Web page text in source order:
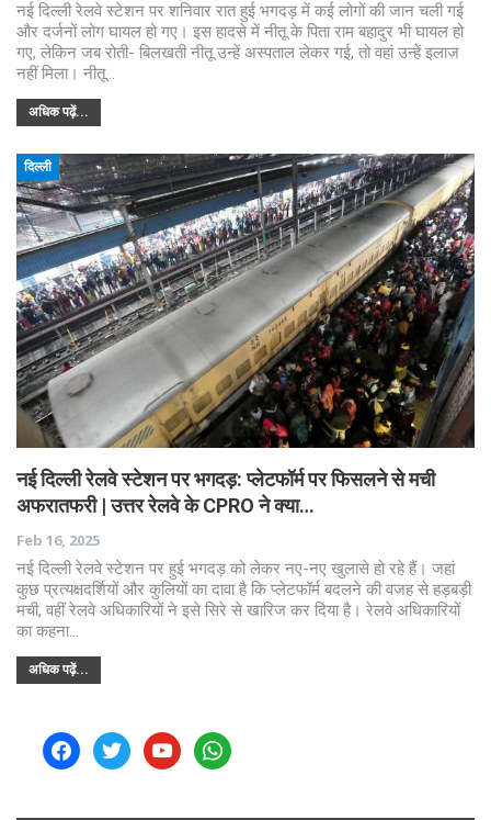
नई दिल्ली रेलवे स्टेशन पर शनिवार रात हुई भगदड़ में कई लोगों की जान चली गई
और दर्जनों लोग घायल हो गए। इस हादसे में नीतू के पिता राम बहादुर भी घायल हो
गए, लेकिन जब रोती- बिलखती नीतू उन्हें अस्पताल लेकर गई, तो वहां उन्हें इलाज
नहीं मिला। नीतू…
अधिक पढ़ें...
दिल्ली
नई दिल्ली रेलवे स्टेशन पर भगदड़: प्लेटफॉर्म पर फिसलने से मची
अफरातफरी | उत्तर रेलवे के CPRO ने क्या…
Feb 16, 2025
नई दिल्ली रेलवे स्टेशन पर हुई भगदड़ को लेकर नए-नए खुलासे हो रहे हैं। जहां
कुछ प्रत्यक्षदर्शियों और कुलियों का दावा है कि प्लेटफॉर्म बदलने की वजह से हड़बड़ी
मची, वहीं रेलवे अधिकारियों ने इसे सिरे से खारिज कर दिया है। रेलवे अधिकारियों
का कहना…
अधिक पढ़ें...
facebooktwitteryoutubewhatsapp